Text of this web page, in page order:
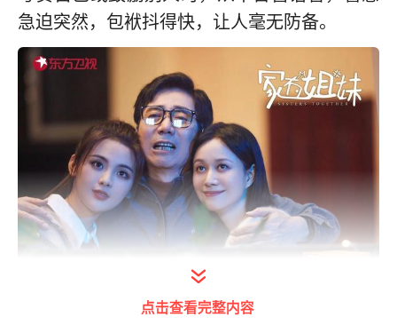
急迫突然，包袱抖得快，让人毫无防备。
《开播！情景喜剧》中，范明（中）在《家有
点击查看完整内容